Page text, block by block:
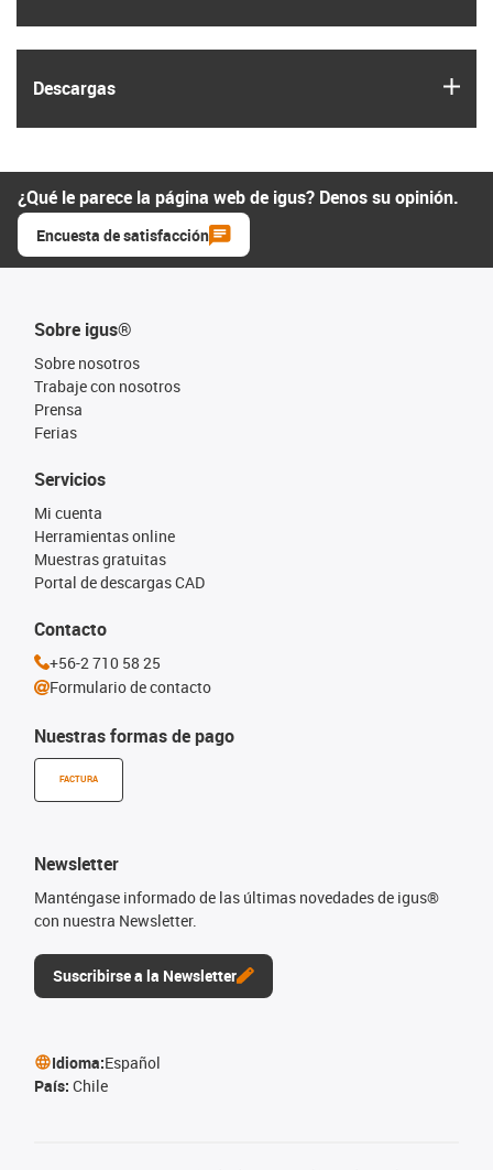
Descargas
¿Qué le parece la página web de igus? Denos su opinión.
Encuesta de satisfacción
Sobre igus®
Sobre nosotros
Trabaje con nosotros
Prensa
Ferias
Nuestras formas de pago
FACTURA
Servicios
Mi cuenta
Herramientas online
Muestras gratuitas
Portal de descargas CAD
Newsletter
Manténgase informado de las últimas novedades de igus®
con nuestra Newsletter.
Suscribirse a la Newsletter
Contacto
+56-2 710 58 25
Formulario de contacto
Idioma:Español
País: Chile